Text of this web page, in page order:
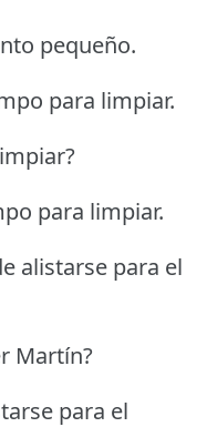
pequeño.
para limpiar.
para limpiar.
alistarse para el
Martín?
para el